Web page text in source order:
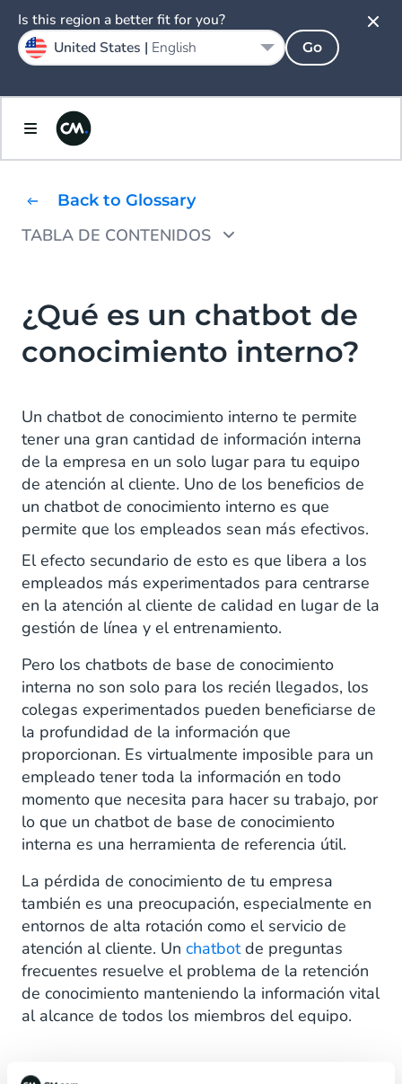
Back to Glossary
TABLA DE CONTENIDOS
Cómo empezar con un chatbot de base de
conocimiento interna
¿Qué es un chatbot de
conocimiento interno?
Un chatbot de conocimiento interno te permite
tener una gran cantidad de información interna
de la empresa en un solo lugar para tu equipo
de atención al cliente. Uno de los beneficios de
un chatbot de conocimiento interno es que
permite que los empleados sean más efectivos.
El efecto secundario de esto es que libera a los
empleados más experimentados para centrarse
en la atención al cliente de calidad en lugar de la
gestión de línea y el entrenamiento.
Pero los chatbots de base de conocimiento
interna no son solo para los recién llegados, los
colegas experimentados pueden beneficiarse de
la profundidad de la información que
proporcionan. Es virtualmente imposible para un
empleado tener toda la información en todo
momento que necesita para hacer su trabajo, por
lo que un chatbot de base de conocimiento
interna es una herramienta de referencia útil.
La pérdida de conocimiento de tu empresa
también es una preocupación, especialmente en
entornos de alta rotación como el servicio de
atención al cliente. Un chatbotde preguntas
frecuentes resuelve el problema de la retención
de conocimiento manteniendo la información vital
al alcance de todos los miembros del equipo.
Is this region a better fit for you?
United States | English Go